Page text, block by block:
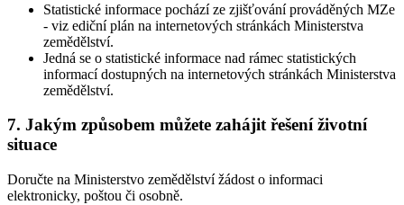
Statistické informace pochází ze zjišťování prováděných MZe
- viz ediční plán na internetových stránkách Ministerstva
zemědělství.
Jedná se o statistické informace nad rámec statistických
informací dostupných na internetových stránkách Ministerstva
zemědělství.
7. Jakým způsobem můžete zahájit řešení životní
situace
Doručte na Ministerstvo zemědělství žádost o informaci
elektronicky, poštou či osobně.